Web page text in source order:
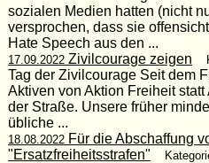
sozialen Medien hatten (nicht
versprochen, dass sie
Hate Speech aus den ...
17.09.2022Zivilcourage zeigen
Tag der Zivilcourage Seit dem
Aktiven von Aktion Freiheit
der Straße. Unsere früher
übliche ...
18.08.2022Für die Abschaffung
"Ersatzfreiheitsstrafen"